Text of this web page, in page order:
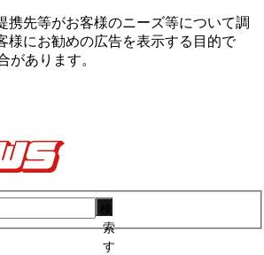
携先等がお客様のニーズ等について調
様にお勧めの広告を表⽰する⽬的で
があります。
索
す